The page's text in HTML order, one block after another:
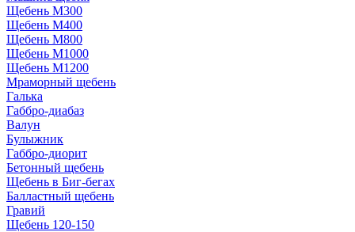
Щебень М300
Щебень М400
Щебень М800
Щебень М1000
Щебень М1200
Мраморный щебень
Галька
Габбро-диабаз
Валун
Булыжник
Габбро-диорит
Бетонный щебень
Щебень в Биг-бегах
Балластный щебень
Гравий
Щебень 120-150